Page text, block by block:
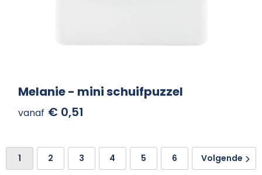
Melanie - mini schuifpuzzel
vanaf € 0,51
1 2 3 4 5 6 Volgende